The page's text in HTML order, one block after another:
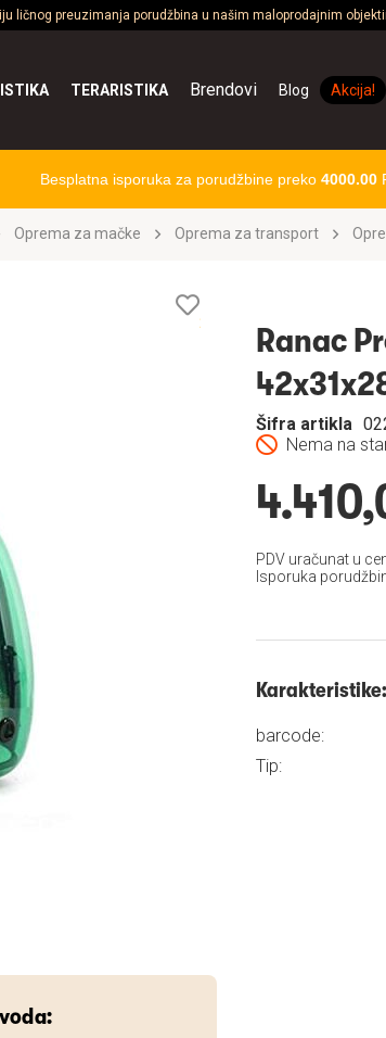
ličnog preuzimanja porudžbina u našim maloprodajnim
TERARISTIKA Brendovi Blog Akcija!
Besplatna isporuka za porudžbine preko 4000.00
Oprema za mačke Oprema za transport
želja
Ranac
Nema na
Šifra artikla
PDV uračunat u
Isporuka
Karakteristike:
barcode:
Tip: